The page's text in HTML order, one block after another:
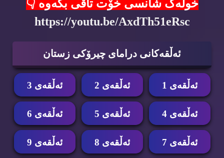
خولەک شانسی خۆت تاقی بکەوە 👇
https://youtu.be/AxdTh51eRsc
ئه‌ڵقه‌كانی درامای چیرۆكی زستان
ئه‌ڵقه‌ی 1 ئه‌ڵقه‌ی 2 ئه‌ڵقه‌ی 3
ئه‌ڵقه‌ی 4 ئه‌ڵقه‌ی 5 ئه‌ڵقه‌ی 6
ئه‌ڵقه‌ی 7 ئه‌ڵقه‌ی 8 ئه‌ڵقه‌ی 9